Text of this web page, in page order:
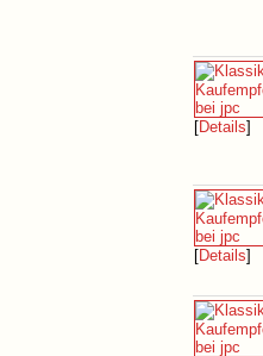
[Details]
[Details]